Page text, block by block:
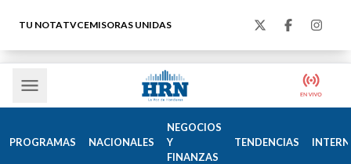
TU NOTATVCEMISORAS UNIDAS
PROGRAMAS NACIONALES
NEGOCIOS
Y
FINANZAS
TENDENCIAS